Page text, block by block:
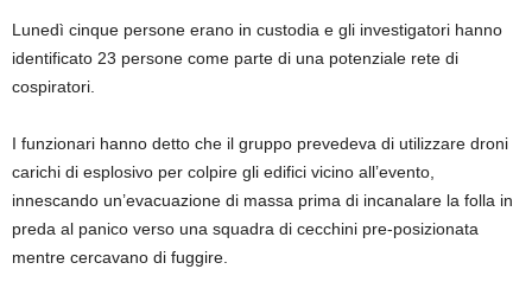
Lunedì cinque persone erano in custodia e gli investigatori hanno
identificato 23 persone come parte di una potenziale rete di
cospiratori.
I funzionari hanno detto che il gruppo prevedeva di utilizzare droni
carichi di esplosivo per colpire gli edifici vicino all’evento,
innescando un’evacuazione di massa prima di incanalare la folla in
preda al panico verso una squadra di cecchini pre-posizionata
mentre cercavano di fuggire.